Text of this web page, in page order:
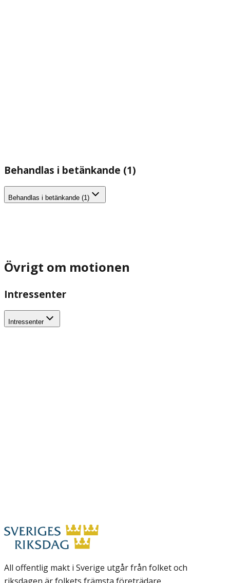
Behandlas i betänkande (1)
Behandlas i betänkande (1)
Övrigt om motionen
Intressenter
Intressenter
All offentlig makt i Sverige utgår från folket och